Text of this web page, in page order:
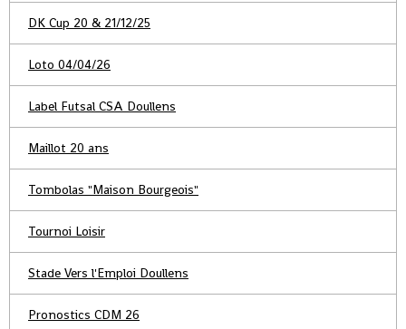
DK Cup 20 & 21/12/25
Loto 04/04/26
Label Futsal CSA Doullens
Maillot 20 ans
Tombolas "Maison Bourgeois"
Tournoi Loisir
Stade Vers l'Emploi Doullens
Pronostics CDM 26